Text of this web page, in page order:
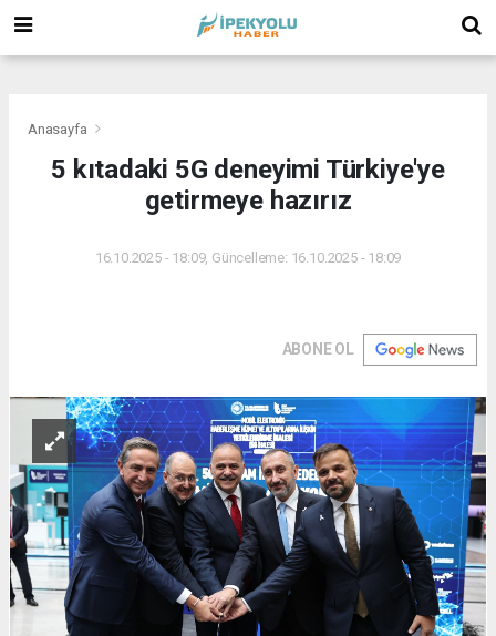
Anasayfa
5 kıtadaki 5G deneyimi Türkiye'ye
getirmeye hazırız
16.10.2025 - 18:09, Güncelleme: 16.10.2025 - 18:09
ABONE OL